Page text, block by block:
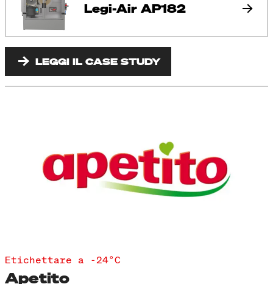
Legi-Air AP182
LEGGI IL CASE STUDY
Etichettare a -24°C
Apetito